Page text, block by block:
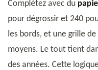
Complétez avec du
pour dégrossir et 240
les bords, et une grille
moyens. Le tout tient
des années. Cette